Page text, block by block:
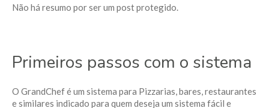
Não há resumo por ser um post protegido.
Primeiros passos com o sistema
O GrandChef é um sistema para Pizzarias, bares, restaurantes
e similares indicado para quem deseja um sistema fácil e